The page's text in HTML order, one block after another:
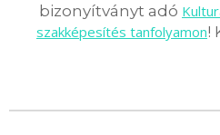
bizonyítványt adó
szakképesítés tanfolyamon!